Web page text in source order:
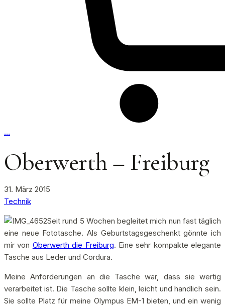
…
Oberwerth – Freiburg
31. März 2015
Technik
Seit rund 5 Wochen begleitet mich nun fast täglich
eine neue Fototasche. Als Geburtstagsgeschenkt gönnte ich
mir von Oberwerth die Freiburg. Eine sehr kompakte elegante
Tasche aus Leder und Cordura.
Meine Anforderungen an die Tasche war, dass sie wertig
verarbeitet ist. Die Tasche sollte klein, leicht und handlich sein.
Sie sollte Platz für meine Olympus EM-1 bieten, und ein wenig